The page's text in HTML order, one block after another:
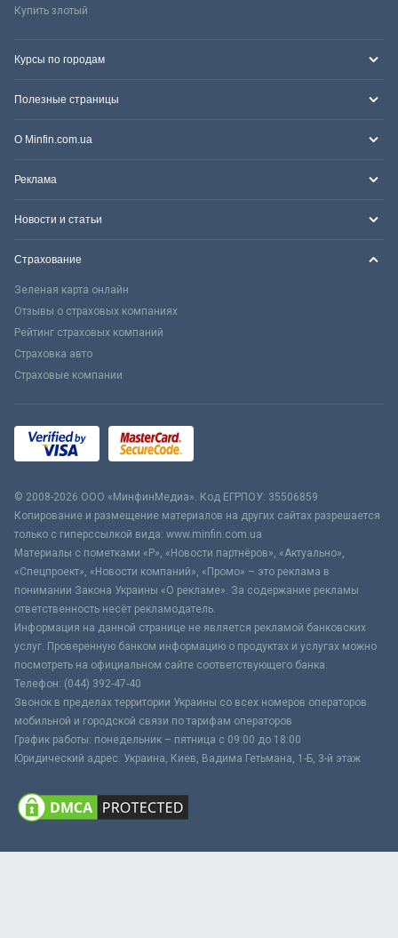
Купить злотый
Курсы по городам
Полезные страницы
О Minfin.com.ua
Реклама
Новости и статьи
Страхование
Зеленая карта онлайн
Отзывы о страховых компаниях
Рейтинг страховых компаний
Страховка авто
Страховые компании
© 2008-2026 ООО «МинфинМедиа». Код ЕГРПОУ: 35506859
Копирование и размещение материалов на других сайтах разрешается
только с гиперссылкой вида: www.minfin.com.ua
Материалы с пометками «Р», «Новости партнёров», «Актуально»,
«Спецпроект», «Новости компаний», «Промо» – это реклама в
понимании Закона Украины «О рекламе». За содержание рекламы
ответственность несёт рекламодатель.
Информация на данной странице не является рекламой банковских
услуг. Проверенную банком информацию о продуктах и услугах можно
посмотреть на официальном сайте соответствующего банка.
Телефон: (044) 392-47-40
Звонок в пределах территории Украины со всех номеров операторов
мобильной и городской связи по тарифам операторов
График работы: понедельник – пятница с 09:00 до 18:00
Юридический адрес: Украина, Киев, Вадима Гетьмана, 1-Б, 3-й этаж